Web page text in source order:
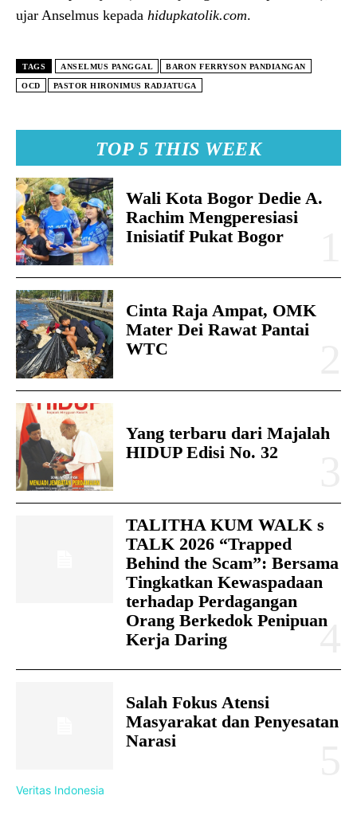
TOP 5 THIS WEEK
Wali Kota Bogor Dedie A.
Rachim Mengperesiasi
Inisiatif Pukat Bogor
Cinta Raja Ampat, OMK
Mater Dei Rawat Pantai
WTC
Yang terbaru dari Majalah
HIDUP Edisi No. 32
TALITHA KUM WALK s
TALK 2026 “Trapped
Behind the Scam”: Bersama
Tingkatkan Kewaspadaan
terhadap Perdagangan
Orang Berkedok Penipuan
Kerja Daring
Salah Fokus Atensi
Masyarakat dan Penyesatan
Narasi
Veritas Indonesia
ujar Anselmus kepada hidupkatolik.com.
TAGS ANSELMUS PANGGAL BARON FERRYSON PANDIANGAN
OCD PASTOR HIRONIMUS RADJATUGA